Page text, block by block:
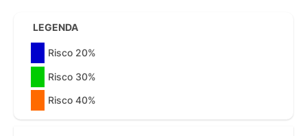
LEGENDA
Risco 20%
Risco 30%
Risco 40%